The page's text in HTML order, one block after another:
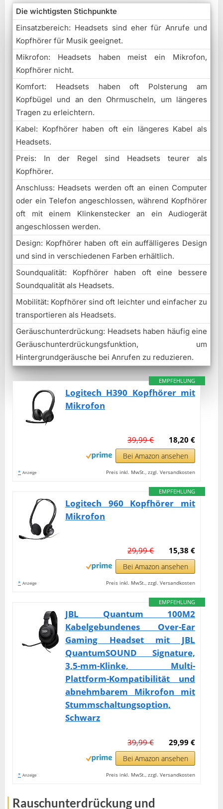
Die wichtigsten Stichpunkte
Einsatzbereich: Headsets sind eher für Anrufe und
Kopfhörer für Musik geeignet.
Mikrofon: Headsets haben meist ein Mikrofon,
Kopfhörer nicht.
Komfort: Headsets haben oft Polsterung am
Kopfbügel und an den Ohrmuscheln, um längeres
Tragen zu erleichtern.
Kabel: Kopfhörer haben oft ein längeres Kabel als
Headsets.
Preis: In der Regel sind Headsets teurer als
Kopfhörer.
Anschluss: Headsets werden oft an einen Computer
oder ein Telefon angeschlossen, während Kopfhörer
oft mit einem Klinkenstecker an ein Audiogerät
angeschlossen werden.
Design: Kopfhörer haben oft ein auffälligeres Design
und sind in verschiedenen Farben erhältlich.
Soundqualität: Kopfhörer haben oft eine bessere
Soundqualität als Headsets.
Mobilität: Kopfhörer sind oft leichter und einfacher zu
transportieren als Headsets.
Geräuschunterdrückung: Headsets haben häufig eine
Geräuschunterdrückungsfunktion, um
Hintergrundgeräusche bei Anrufen zu reduzieren.
EMPFEHLUNG
Logitech H390 Kopfhörer mit
Mikrofon
18,20 €
39,99 €
Bei Amazon ansehen
* Anzeige Preis inkl. MwSt., zzgl. Versandkosten
EMPFEHLUNG
Logitech 960 Kopfhörer mit
Mikrofon
15,38 €
29,99 €
Bei Amazon ansehen
* Anzeige Preis inkl. MwSt., zzgl. Versandkosten
EMPFEHLUNG
JBL Quantum 100M2
Kabelgebundenes Over-Ear
Gaming Headset mit JBL
QuantumSOUND Signature,
3,5-mm-Klinke, Multi-
Plattform-Kompatibilität und
abnehmbarem Mikrofon mit
Stummschaltungsoption,
Schwarz
29,99 €
39,99 €
Bei Amazon ansehen
* Anzeige Preis inkl. MwSt., zzgl. Versandkosten
Rauschunterdrückung und